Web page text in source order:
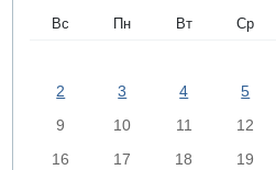
Вс Пн Вт Ср
2
3 4 5
9
10 11 12
16
17 18 19